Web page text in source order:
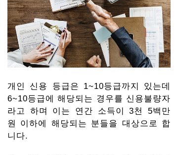
개인 신용 등급은 1~10등급까지 있는데
6~10등급에 해당되는 경우를 신용불량자
라고 하며 이는 연간 소득이 3천 5백만
원 이하에 해당되는 분들을 대상으로 합
니다.